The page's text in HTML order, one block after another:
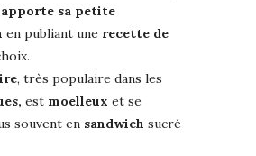
apporte sa petite
en publiant une recette de
, très populaire dans les
est moelleux et se
souvent en sandwich sucré